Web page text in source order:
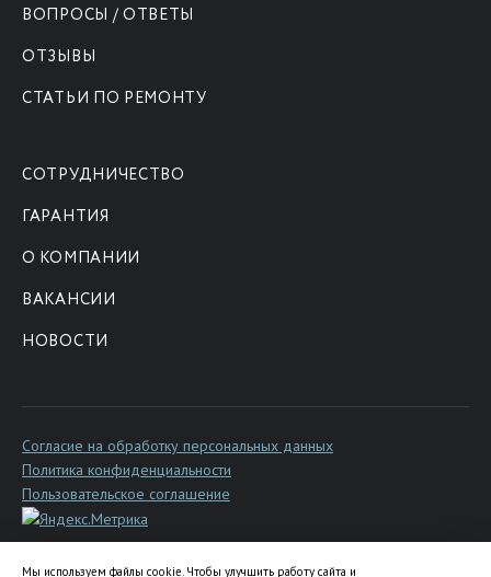
ВОПРОСЫ / ОТВЕТЫ
ОТЗЫВЫ
СТАТЬИ ПО РЕМОНТУ
СОТРУДНИЧЕСТВО
ГАРАНТИЯ
О КОМПАНИИ
ВАКАНСИИ
НОВОСТИ
Согласие на обработку персональных данных
Политика конфиденциальности
Пользовательское соглашение
Мы используем файлы cookie. Чтобы улучшить работу сайта и